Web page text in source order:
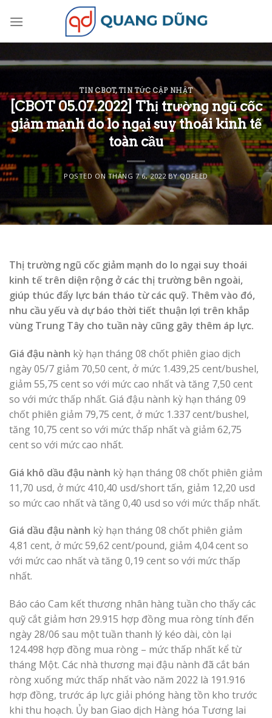
TIN CBOT,TIN TỨC CẬP NHẬT
[CBOT 05.07.2022] Thị trường ngũ cốc
giảm mạnh do lo ngại suy thoái kinh tế
toàn cầu
POSTED ON THÁNG 7 6, 2022 BYQDFEED
Thị trường ngũ cốc giảm mạnh do lo ngại suy thoái
kinh tế trên diện rộng ở các thị trường bên ngoài,
giúp thúc đẩy lực bán tháo từ các quỹ. Thêm vào đó,
nhu cầu yếu và dự báo thời tiết thuận lợi trên khắp
vùng Trung Tây cho tuần này cũng gây thêm áp lực.
Giá đậu nành kỳ hạn tháng 08 chốt phiên giao dịch
ngày 05/7 giảm 70,50 cent, ở mức 1.439,25 cent/bushel,
giảm 55,75 cent so với mức cao nhất và tăng 7,50 cent
so với mức thấp nhất. Giá đậu nành kỳ hạn tháng 09
chốt phiên giảm 79,75 cent, ở mức 1.337 cent/bushel,
tăng 10,75 cent so với mức thấp nhất và giảm 62,75
cent so với mức cao nhất.
Giá khô dầu đậu nành kỳ hạn tháng 08 chốt phiên giảm
11,70 usd, ở mức 410,40 usd/short tấn, giảm 12,20 usd
so mức cao nhất và tăng 0,40 usd so với mức thấp nhất.
Giá dầu đậu nành kỳ hạn tháng 08 chốt phiên giảm
4,81 cent, ở mức 59,62 cent/pound, giảm 4,04 cent so
với mức cao nhất và tăng 0,19 cent so với mức thấp
nhất.
Báo cáo Cam kết thương nhân hàng tuần cho thấy các
quỹ cắt giảm hơn 29.915 hợp đồng mua ròng tính đến
ngày 28/06 sau một tuần thanh lý kéo dài, còn lại
124.498 hợp đồng mua ròng – mức thấp nhất kể từ
tháng Một. Các nhà thương mại đậu nành đã cắt bán
ròng xuống mức thấp nhất vào năm 2022 là 191.916
hợp đồng, trước áp lực giải phóng hàng tồn kho trước
khi thu hoạch. Ủy ban Giao dịch Hàng hóa Tương lai